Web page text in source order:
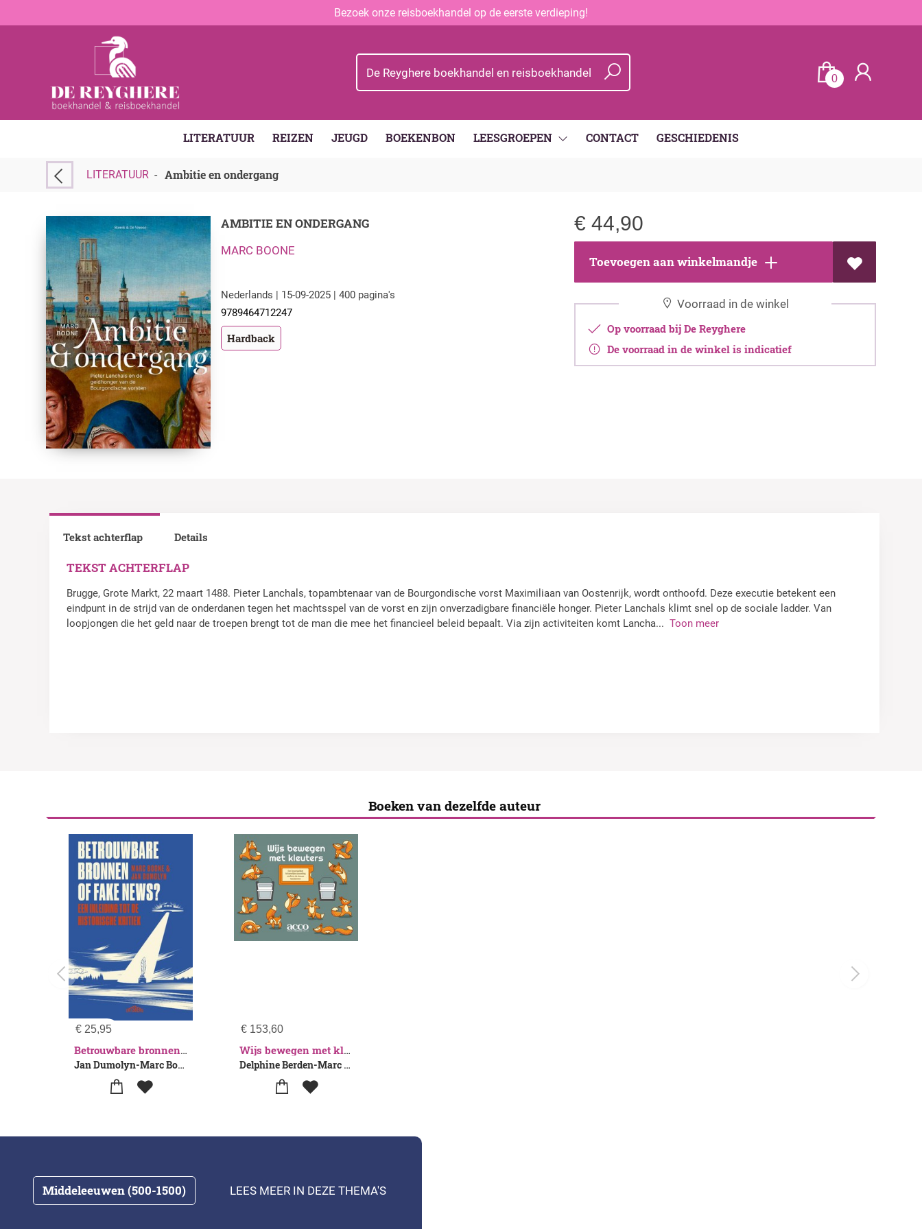
Bezoek onze reisboekhandel op de eerste verdieping!
0
LITERATUUR REIZEN JEUGD BOEKENBON LEESGROEPEN CONTACT GESCHIEDENIS
LITERATUUR - Ambitie en ondergang
AMBITIE EN ONDERGANG
MARC BOONE
Nederlands | 15-09-2025 | 400 pagina's
9789464712247
Hardback
€ 44,90
Toevoegen aan winkelmandje
Voorraad in de winkel
Op voorraad bij De Reyghere
De voorraad in de winkel is indicatief
Tekst achterflap
TEKST ACHTERFLAP
Brugge, Grote Markt, 22 maart 1488. Pieter Lanchals, topambtenaar van de Bourgondische vorst Maximiliaan van Oostenrijk, wordt onthoofd. Deze executie betekent een
eindpunt in de strijd van de onderdanen tegen het machtsspel van de vorst en zijn onverzadigbare financiële honger. Pieter Lanchals klimt snel op de sociale ladder. Van
loopjongen die het geld naar de troepen brengt tot de man die mee het financieel beleid bepaalt. Via zijn activiteiten komt Lancha... Toon meer
Details
Boeken van dezelfde auteur
€ 25,95
Betrouwbare bronnen of fake news?
Jan Dumolyn-Marc Boone
€153,60
Wijs bewegen met kleuters
Delphine Berden-Marc Boone-Marc De Crits-Marleen Noerens
Middeleeuwen (500-1500) LEES MEER IN DEZE THEMA'S